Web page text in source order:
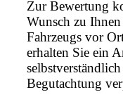
Zur Bewertung
Wunsch zu
Fahrzeugs vor
erhalten Sie ein
Begutachtung